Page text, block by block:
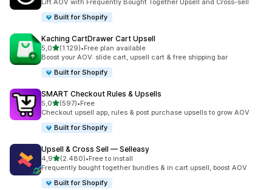
Lift AOV with Frequently Bought Together Upsell and Cross-sell
Built for Shopify
Kaching CartDrawer Cart Upsell
5,05 yıldız üzerinden
(1.129)
toplam 1129 değerlendirme
•Free plan available
Boost your AOV: slide cart, upsell cart & free shipping bar
Built for Shopify
SMART Checkout Rules & Upsells
5,05 yıldız üzerinden
(597)
toplam 597 değerlendirme
•Free
Checkout upsell app, rules & post purchase upsells to grow AOV
Built for Shopify
Upsell & Cross Sell — Selleasy
4,95 yıldız üzerinden
(2.480)
toplam 2480 değerlendirme
•Free to install
Frequently bought together bundles & in cart upsell, boost AOV
Built for Shopify